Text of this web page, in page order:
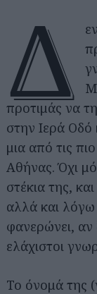
Δ
προτιμάς να
στην Ιερά Οδό
μια από τις
Αθήνας. Όχι
στέκια της,
αλλά και λόγω
φανερώνει, αν
ελάχιστοι
Το όνομά της